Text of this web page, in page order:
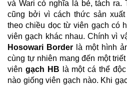
và Wari có nghĩa là bẻ, tách ra.
cũng bởi vì cách thức sản
theo chiều dọc từ viên gạch có
viên gạch khác nhau. Chính vì
Hosowari Border là một hình
cùng tự nhiên mang đến một
viên gạch HB là một cá thể
nào giống viên gạch nào. Khi